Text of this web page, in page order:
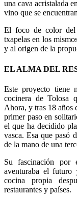
una cava acristalada
vino que se
El foco de color del
txapelas en los
y al origen de la
EL ALMA DEL
Este proyecto tiene
cocinera de Tolosa
Ahora, y tras 18 años
primer paso en
el que ha decidido
vasca. Esa que pasó
de la mano de una
Su fascinación por
aventuraba el
cocina propia
restaurantes y países.